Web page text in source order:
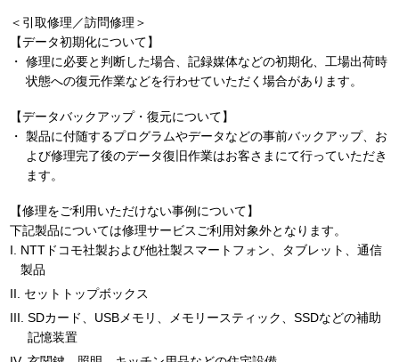
＜引取修理／訪問修理＞
【データ初期化について】
修理に必要と判断した場合、記録媒体などの初期化、工場出荷時
状態への復元作業などを行わせていただく場合があります。
【データバックアップ・復元について】
製品に付随するプログラムやデータなどの事前バックアップ、お
よび修理完了後のデータ復旧作業はお客さまにて行っていただき
ます。
【修理をご利用いただけない事例について】
下記製品については修理サービスご利用対象外となります。
NTTドコモ社製および他社製スマートフォン、タブレット、通信
製品
セットトップボックス
SDカード、USBメモリ、メモリースティック、SSDなどの補助
記憶装置